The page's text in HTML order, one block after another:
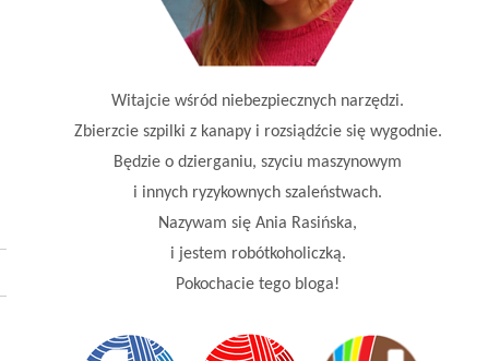
Witajcie wśród niebezpiecznych narzędzi.
Zbierzcie szpilki z kanapy i rozsiądźcie się wygodnie.
Będzie o dzierganiu, szyciu maszynowym
i innych ryzykownych szaleństwach.
Nazywam się Ania Rasińska,
i jestem robótkoholiczką.
Pokochacie tego bloga!